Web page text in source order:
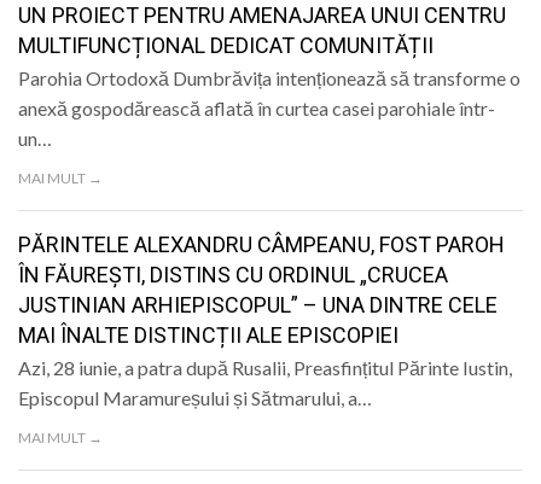
UN PROIECT PENTRU AMENAJAREA UNUI CENTRU
MULTIFUNCȚIONAL DEDICAT COMUNITĂȚII
Parohia Ortodoxă Dumbrăvița intenționează să transforme o
anexă gospodărească aflată în curtea casei parohiale într-
un…
MAI MULT →
PĂRINTELE ALEXANDRU CÂMPEANU, FOST PAROH
ÎN FĂUREŞTI, DISTINS CU ORDINUL „CRUCEA
JUSTINIAN ARHIEPISCOPUL” – UNA DINTRE CELE
MAI ÎNALTE DISTINCȚII ALE EPISCOPIEI
Azi, 28 iunie, a patra după Rusalii, Preasfințitul Părinte Iustin,
Episcopul Maramureșului și Sătmarului, a…
MAI MULT →